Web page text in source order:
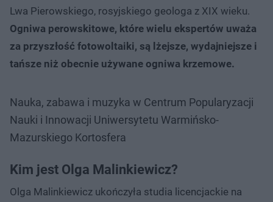
Lwa Pierowskiego, rosyjskiego geologa z XIX wieku.
Ogniwa perowskitowe, które wielu ekspertów uważa
za przyszłość fotowoltaiki, są lżejsze, wydajniejsze i
tańsze niż obecnie używane ogniwa krzemowe.
Nauka, zabawa i muzyka w Centrum Popularyzacji
Nauki i Innowacji Uniwersytetu Warmińsko-
Mazurskiego Kortosfera
Kim jest Olga Malinkiewicz?
Olga Malinkiewicz ukończyła studia licencjackie na